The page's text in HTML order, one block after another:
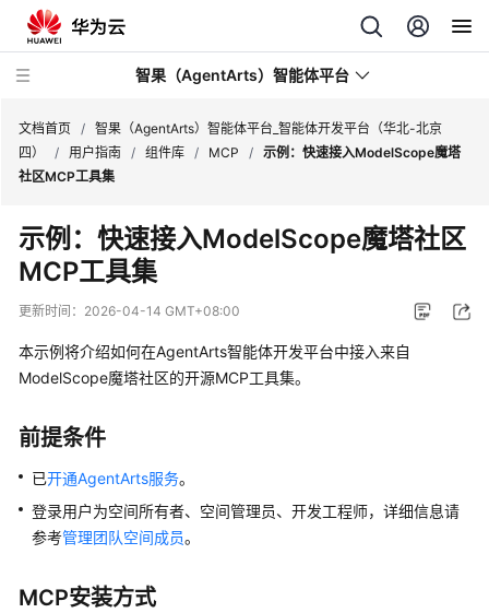
智果（AgentArts）智能体平台
新
动
态
产
品
介
开
使
用
费
文档首页 / 智果（AgentArts）智能体平台_智能体开发平台（华北-北京
四）
/ 用户指南 / 组件库 / MCP / 示例：快速接入ModelScope魔塔
社区MCP工具集
示例：快速接入ModelScope魔塔社区
MCP工具集
更新时间： 2026-04-14 GMT+08:00
本示例将介绍如何在AgentArts智能体开发平台中接入来自
ModelScope魔塔社区的开源MCP工具集。
前提条件
已开通AgentArts服务。
登录用户为空间所有者、空间管理员、开发工程师，详细信息请
参考管理团队空间成员。
MCP安装方式